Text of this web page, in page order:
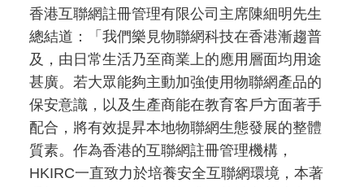
香港互聯網註冊管理有限公司主席陳細明先生
總結道：「我們樂見物聯網科技在香港漸趨普
及，由日常生活乃至商業上的應用層面均用途
甚廣。若大眾能夠主動加強使用物聯網產品的
保安意識，以及生產商能在教育客戶方面著手
配合，將有效提昇本地物聯網生態發展的整體
質素。作為香港的互聯網註冊管理機構，
HKIRC一直致力於培養安全互聯網環境，本著